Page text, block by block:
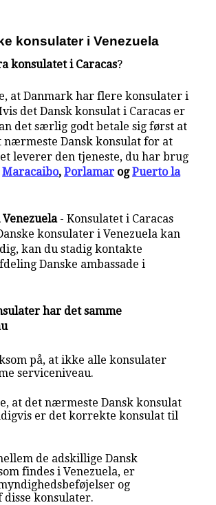
konsulater i Venezuela
konsulatet i Caracas?
at Danmark har flere konsulater i
det Dansk konsulat i Caracas er
det særlig godt betale sig først at
nærmeste Dansk konsulat for at
leverer den tjeneste, du har brug
Maracaibo,Porlamar ogPuerto la
- Konsulatet i Caracas
konsulater i Venezuela kan
kan du stadig kontakte
Danske ambassade i
har det samme
på, at ikke alle konsulater
serviceniveau.
at det nærmeste Dansk konsulat
er det korrekte konsulat til
de adskillige Dansk
findes i Venezuela, er
og
disse konsulater.